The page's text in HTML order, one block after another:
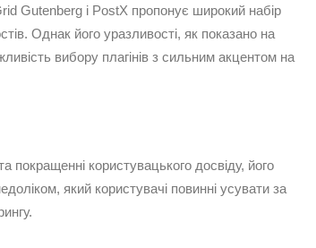
Gutenberg і PostX пропонує широкий набір
Однак його уразливості, як показано на
вибору плагінів з сильним акцентом на
покращенні користувацького досвіду, його
який користувачі повинні усувати за